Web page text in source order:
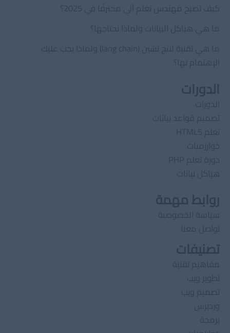
كيف تصبح مهندس تعلم آلي محترفًا في 2025؟
ما هي هياكل البيانات ولماذا نحتاجها؟
ما هي تقنية لانج تشين (lang chain) ولماذا يجب عليك
الإهتمام بها؟
الدورات
الدورات
تصميم قواعد بيانات
تعلم HTML5
خوارزميات
دورة تعلم PHP
هياكل بيانات
روابط مهمة
سياسة الخصوصية
تواصل معنا
تصنيفات
مفاهيم تقنية
تطوير ويب
تصميم ويب
وردبرس
برمجة